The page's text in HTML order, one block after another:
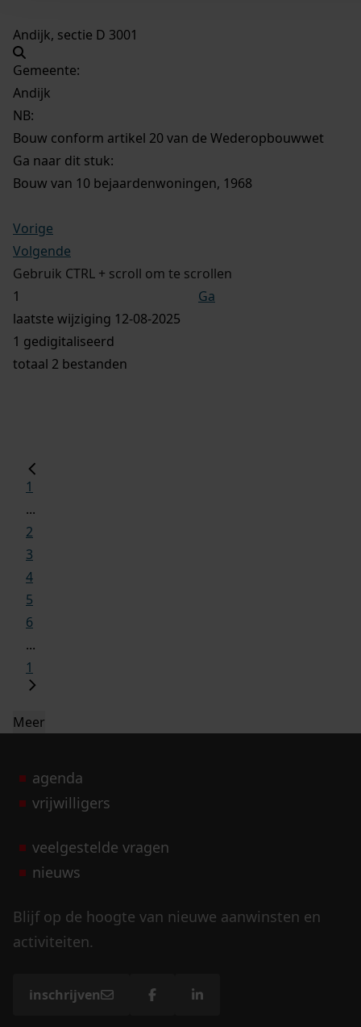
Andijk, sectie D 3001
Gemeente:
Andijk
NB:
Bouw conform artikel 20 van de Wederopbouwwet
Ga naar dit stuk:
Bouw van 10 bejaardenwoningen, 1968
Vorige
Volgende
Gebruik CTRL + scroll om te scrollen
Ga
laatste wijziging 12-08-2025
1 gedigitaliseerd
totaal 2 bestanden
1
...
2
3
4
5
6
...
1
Meer
agenda
vrijwilligers
veelgestelde vragen
nieuws
Blijf op de hoogte van nieuwe aanwinsten en
activiteiten.
inschrijven